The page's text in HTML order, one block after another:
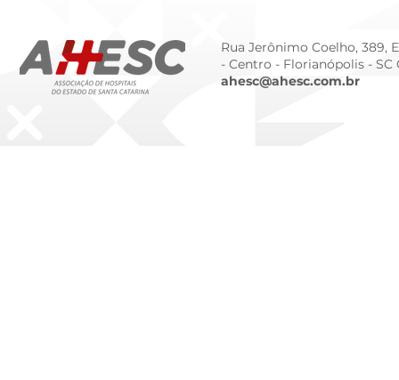
Rua Jerônimo Coelho, 389,
- Centro - Florianópolis - SC
ahesc@ahesc.com.br